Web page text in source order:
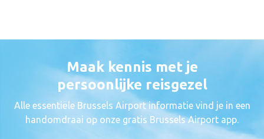
Maak kennis met je
persoonlijke reisgezel
Alle essentiële Brussels Airport informatie vind je in een
handomdraai op onze gratis Brussels Airport app.